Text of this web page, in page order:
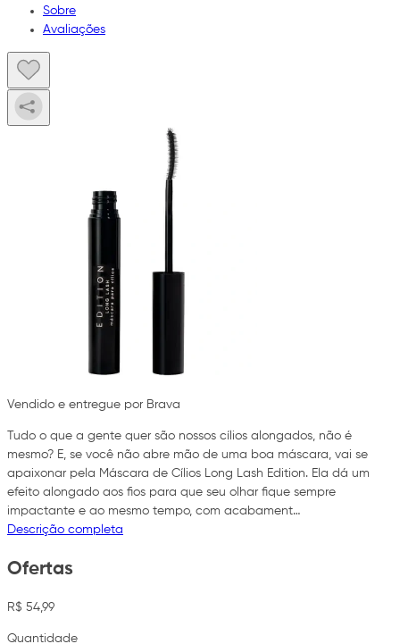
Sobre
Avaliações
Vendido e entregue por Brava
Tudo o que a gente quer são nossos cílios alongados, não é
mesmo? E, se você não abre mão de uma boa máscara, vai se
apaixonar pela Máscara de Cílios Long Lash Edition. Ela dá um
efeito alongado aos fios para que seu olhar fique sempre
impactante e ao mesmo tempo, com acabament…
Descrição completa
Ofertas
R$ 54,99
Quantidade